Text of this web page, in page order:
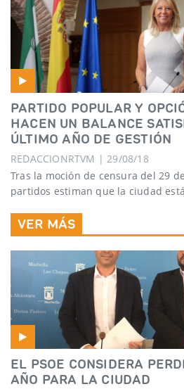
PARTIDO POPULAR Y
HACEN UN BALANCE
ÚLTIMO AÑO DE GESTIÓN
REDACCIONRTVM | 29/08/18
Tras la moción de censura del 29
partidos estiman que la ciudad
VER MÁS
EL PSOE CONSIDERA
AÑO PARA LA CIUDAD